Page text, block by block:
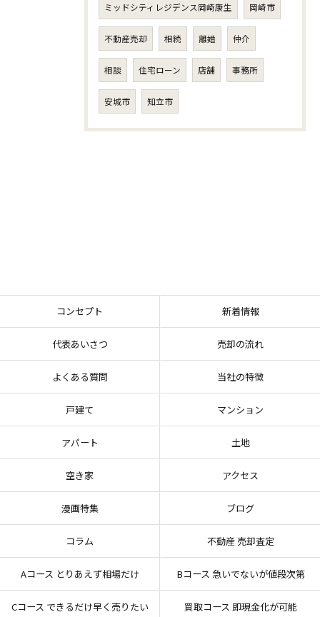
ミッドシティレジデンス岡崎康生 岡崎市
不動産売却 相続 離婚 仲介
相談 住宅ローン 店舗 事務所
安城市 知立市
コンセプト 新着情報
代表あいさつ 売却の流れ
よくある質問 当社の特徴
戸建て マンション
アパート 土地
空き家 アクセス
漫画特集 ブログ
コラム 不動産 売却査定
Aコース とりあえず相場だけ Bコース 急いでないが値段次第
Cコース できるだけ早く売りたい 買取コース 即現金化が可能